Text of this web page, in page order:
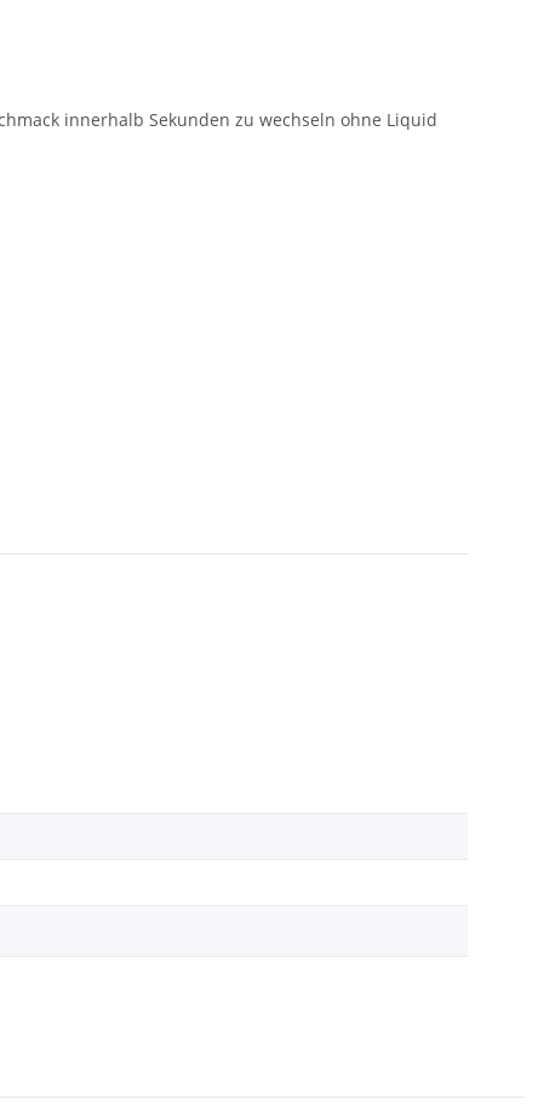
innerhalb Sekunden zu wechseln ohne Liquid